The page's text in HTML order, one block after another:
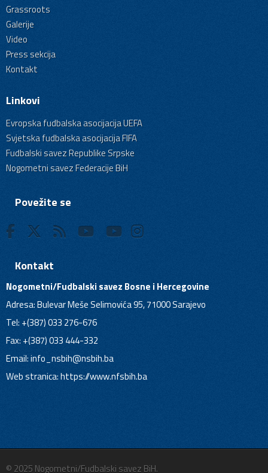
Grassroots
Galerije
Video
Press sekcija
Kontakt
Linkovi
Evropska fudbalska asocijacija UEFA
Svjetska fudbalska asocijacija FIFA
Fudbalski savez Republike Srpske
Nogometni savez Federacije BiH
Povežite se
Kontakt
Nogometni/Fudbalski savez Bosne i Hercegovine
Adresa: Bulevar Meše Selimovića 95, 71000 Sarajevo
Tel: +(387) 033 276-676
Fax: +(387) 033 444-332
Email:info_nsbih@nsbih.ba
Web stranica: https://www.nfsbih.ba
© 2025 Nogometni/Fudbalski savez BiH.